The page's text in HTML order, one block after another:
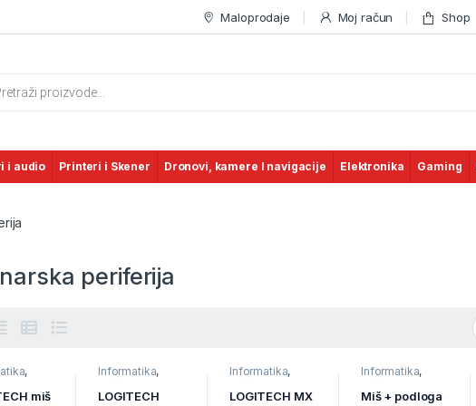
Maloprodaje Moj račun Shop
search
i audio Printeri i Skener Dronovi, kamere I navigacije Elektronika Gaming
periferija
,
,
miš
Informatika,
periferija,
LOGITECH
Informatika,
periferija,
LOGITECH MX
Informatika,
Računarska
Miš + podloga